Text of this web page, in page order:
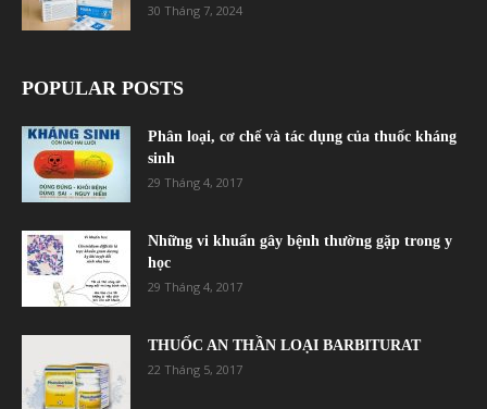
30 Tháng 7, 2024
POPULAR POSTS
Phân loại, cơ chế và tác dụng của thuốc kháng
sinh
29 Tháng 4, 2017
Những vi khuẩn gây bệnh thường gặp trong y
học
29 Tháng 4, 2017
THUỐC AN THẦN LOẠI BARBITURAT
22 Tháng 5, 2017